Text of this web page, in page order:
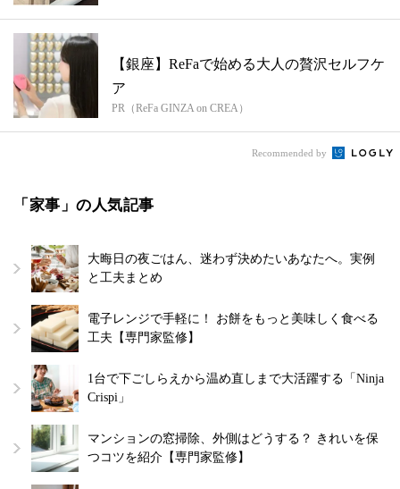
【銀座】ReFaで始める大人の贅沢セルフケ
ア
PR（ReFa GINZA on CREA）
Recommended by
「家事」の人気記事
大晦日の夜ごはん、迷わず決めたいあなたへ。実例
と工夫まとめ
電子レンジで手軽に！ お餅をもっと美味しく食べる
工夫【専門家監修】
1台で下ごしらえから温め直しまで大活躍する「Ninja
Crispi」
マンションの窓掃除、外側はどうする？ きれいを保
つコツを紹介【専門家監修】